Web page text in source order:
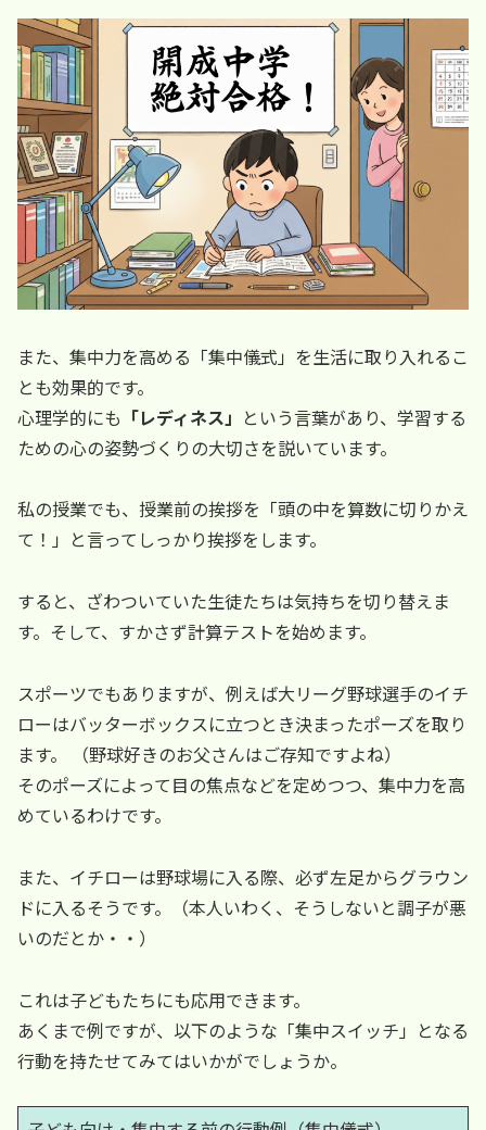
また、集中力を高める「集中儀式」を生活に取り入れるこ
とも効果的です。
心理学的にも 「レディネス」 という言葉があり、学習する
ための心の姿勢づくりの大切さを説いています。
私の授業でも、授業前の挨拶を「頭の中を算数に切りかえ
て！」と言ってしっかり挨拶をします。
すると、ざわついていた生徒たちは気持ちを切り替えま
す。そして、すかさず計算テストを始めます。
スポーツでもありますが、例えば大リーグ野球選手のイチ
ローはバッターボックスに立つとき決まったポーズを取り
ます。 （野球好きのお父さんはご存知ですよね）
そのポーズによって目の焦点などを定めつつ、集中力を高
めているわけです。
また、イチローは野球場に入る際、必ず左足からグラウン
ドに入るそうです。（本人いわく、そうしないと調子が悪
いのだとか・・）
これは子どもたちにも応用できます。
あくまで例ですが、以下のような「集中スイッチ」となる
行動を持たせてみてはいかがでしょうか。